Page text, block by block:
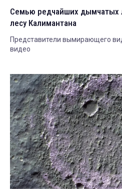
Семью редчайших дымчатых
лесу Калимантана
Представители вымирающего
видео